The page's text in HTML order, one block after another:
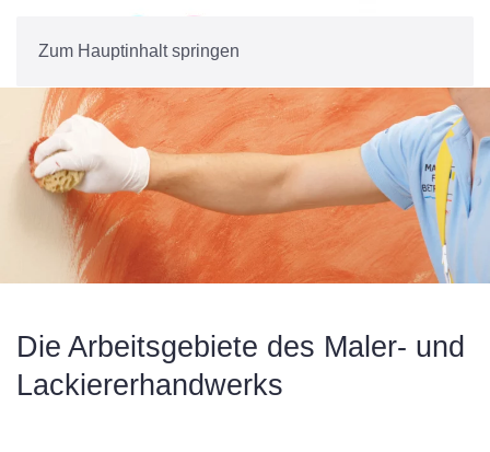
Zum Hauptinhalt springen
Die Arbeitsgebiete des Maler- und
Lackiererhandwerks